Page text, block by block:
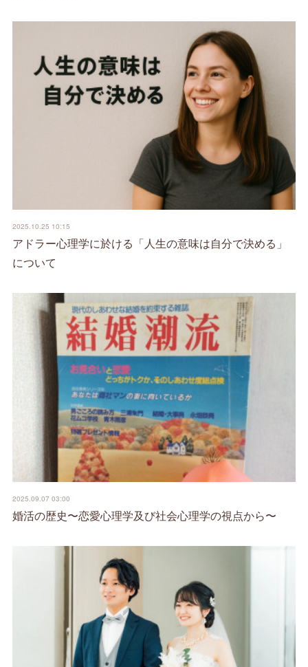
2025.10.25 10:15
アドラー心理学に於ける「人生の意味は自分で決める」
について
2025.09.07 03:00
婚活の歴史〜恋愛心理学及び社会心理学の視点から〜